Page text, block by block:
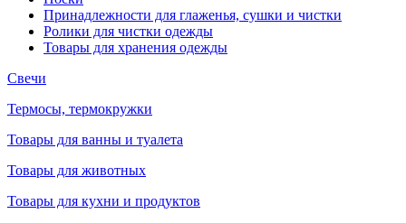
Принадлежности для глаженья, сушки и чистки
Ролики для чистки одежды
Товары для хранения одежды
Свечи
Термосы, термокружки
Товары для ванны и туалета
Товары для животных
Товары для кухни и продуктов